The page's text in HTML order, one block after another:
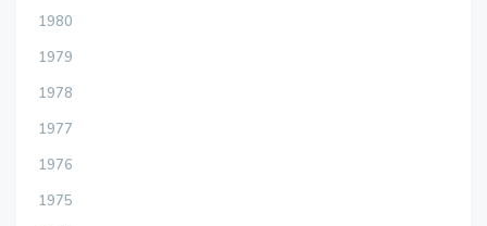
1980
1979
1978
1977
1976
1975